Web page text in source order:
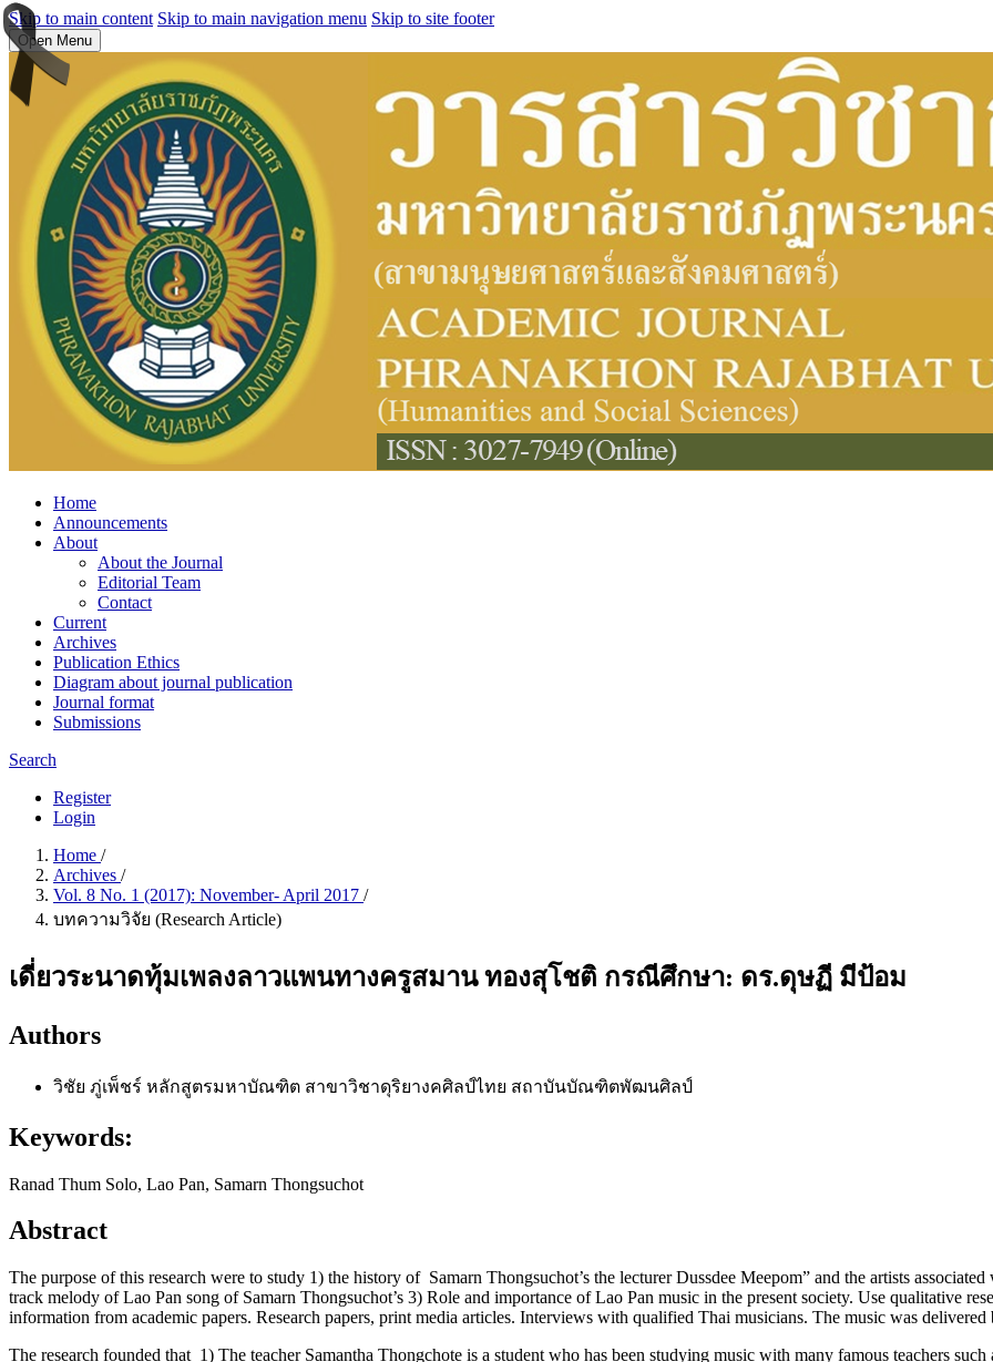
Skip to main content Skip to main navigation menu Skip to site footer
Open Menu
Home
Announcements
About
About the Journal
Editorial Team
Contact
Current
Archives
Publication Ethics
Diagram about journal publication
Journal format
Submissions
Search
Register
Login
Home /
Archives /
Vol. 8 No. 1 (2017): November- April 2017 /
บทความวิจัย (Research Article)
เดี่ยวระนาดทุ้มเพลงลาวแพนทางครูสมาน ทองสุโชติ กรณีศึกษา: ดร.ดุษฏี มีป้อม
Authors
วิชัย ภู่เพ็ชร์ หลักสูตรมหาบัณฑิต สาขาวิชาดุริยางคศิลป์ไทย สถาบันบัณฑิตพัฒนศิลป์
Keywords:
Ranad Thum Solo, Lao Pan, Samarn Thongsuchot
Abstract
The purpose of this research were to study 1) the history of Samarn Thongsuchot’s the lecturer Dussdee Meepom” and the artists
track melody of Lao Pan song of Samarn Thongsuchot’s 3) Role and importance of Lao Pan music in the present society. Use qualitative
information from academic papers. Research papers, print media articles. Interviews with qualified Thai musicians. The music was
The research founded that 1) The teacher Samantha Thongchote is a student who has been studying music with many famous teachers